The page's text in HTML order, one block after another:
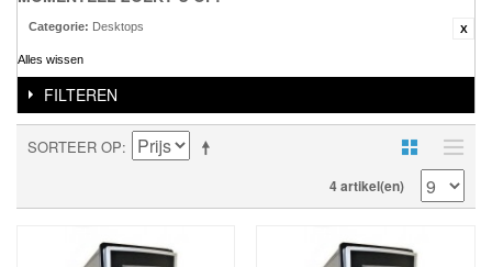
Categorie: Desktops
Alles wissen
FILTEREN
SORTEER OP
4 artikel(en)